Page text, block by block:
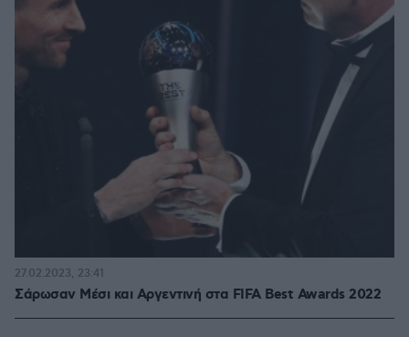
Σάρωσαν Μέσι και Αργεντινή στα FIFA Best Awards 2022
27.02.2023, 23:41